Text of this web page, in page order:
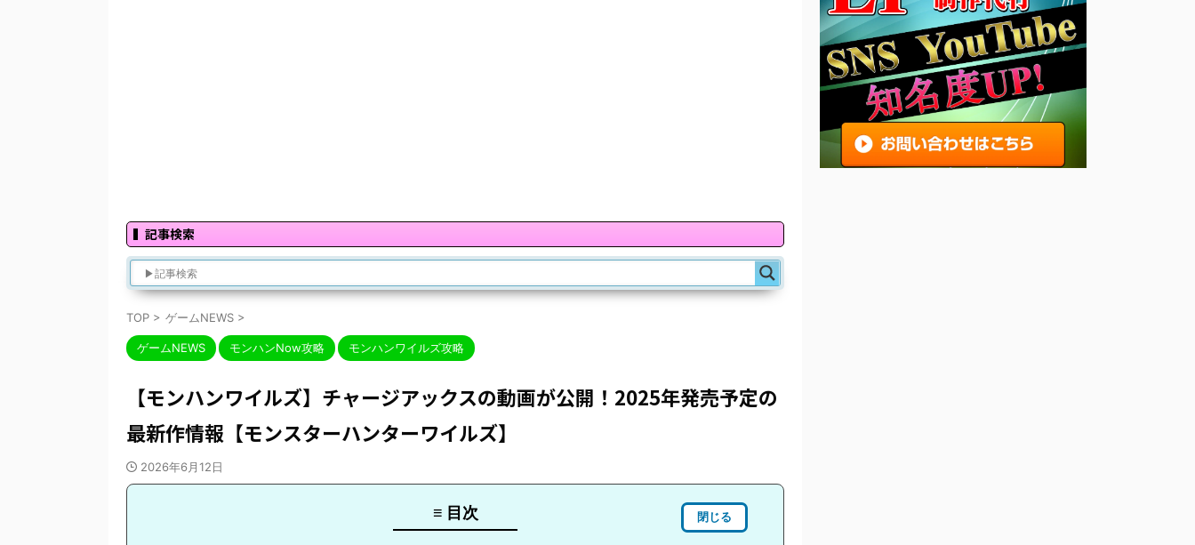
記事検索
TOP > ゲームNEWS >
ゲームNEWS モンハンNow攻略 モンハンワイルズ攻略
【モンハンワイルズ】チャージアックスの動画が公開！2025年発売予定の
最新作情報【モンスターハンターワイルズ】
2026年6月12日
≡ 目次 閉じる